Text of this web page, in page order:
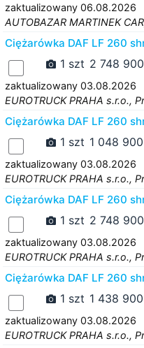
zaktualizowany 06.08.2026
AUTOBAZAR MARTINEK
Ciężarówka DAF LF 260
1 szt 2 748
zaktualizowany 03.08.2026
EUROTRUCK PRAHA s.r.o.,
Ciężarówka DAF LF 260
1 szt 1 048
zaktualizowany 03.08.2026
EUROTRUCK PRAHA s.r.o.,
Ciężarówka DAF LF 260
1 szt 2 748
zaktualizowany 03.08.2026
EUROTRUCK PRAHA s.r.o.,
Ciężarówka DAF LF 260
1 szt 1 438
zaktualizowany 03.08.2026
EUROTRUCK PRAHA s.r.o.,